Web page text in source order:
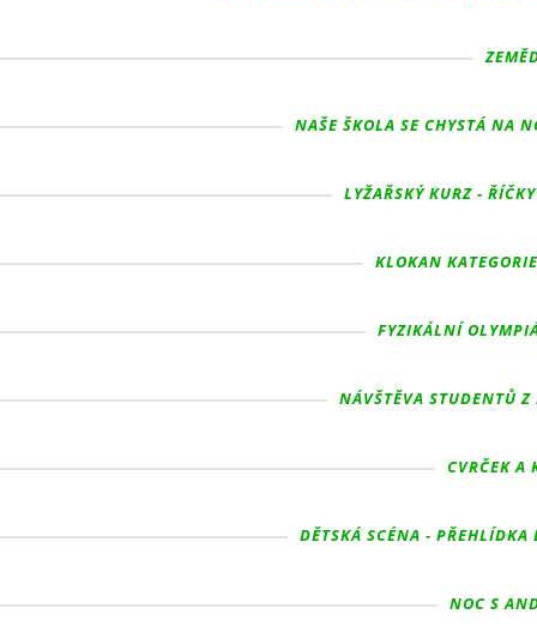
NAŠE ŠKOLA SE CHYSTÁ NA
LYŽAŘSKÝ KURZ -
KLOKAN
FYZIKÁLNÍ
NÁVŠTĚVA STUDENTŮ
CVRČEK A
DĚTSKÁ SCÉNA -
NOC S